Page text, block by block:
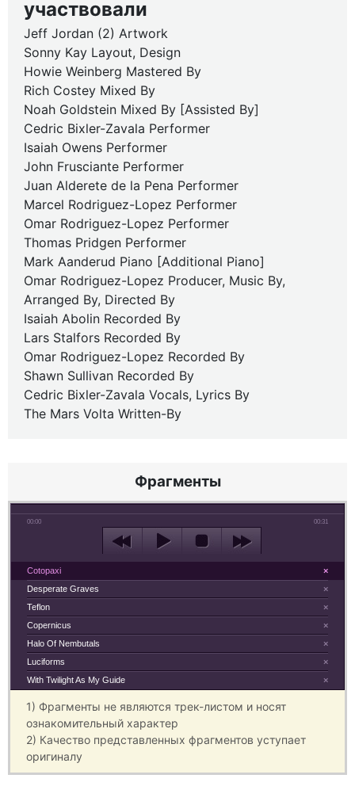
участвовали
Jeff Jordan (2) Artwork
Sonny Kay Layout, Design
Howie Weinberg Mastered By
Rich Costey Mixed By
Noah Goldstein Mixed By [Assisted By]
Cedric Bixler-Zavala Performer
Isaiah Owens Performer
John Frusciante Performer
Juan Alderete de la Pena Performer
Marcel Rodriguez-Lopez Performer
Omar Rodriguez-Lopez Performer
Thomas Pridgen Performer
Mark Aanderud Piano [Additional Piano]
Omar Rodriguez-Lopez Producer, Music By,
Arranged By, Directed By
Isaiah Abolin Recorded By
Lars Stalfors Recorded By
Omar Rodriguez-Lopez Recorded By
Shawn Sullivan Recorded By
Cedric Bixler-Zavala Vocals, Lyrics By
The Mars Volta Written-By
Фрагменты
00:00 00:31
×
Cotopaxi
×
Desperate Graves
×
Teflon
×
Copernicus
×
Halo Of Nembutals
×
Luciforms
×
With Twilight As My Guide
1) Фрагменты не являются трек-листом и носят
ознакомительный характер
2) Качество представленных фрагментов уступает
оригиналу